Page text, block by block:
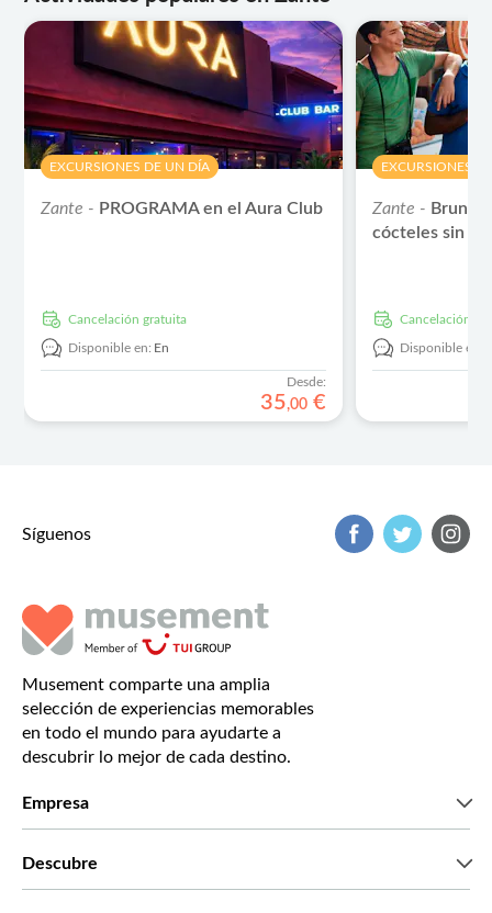
EXCURSIONES DE UN DÍA
Zante - PROGRAMA en el Aura Club
cancelación gratuita
Disponible en: En
Desde:
35,00 €
EXCURSIONES
Zante - Brunch
cócteles sin
cancelación
Disponible en:
Síguenos
Musement comparte una amplia
selección de experiencias memorables
en todo el mundo para ayudarte a
descubrir lo mejor de cada destino.
Empresa
Descubre